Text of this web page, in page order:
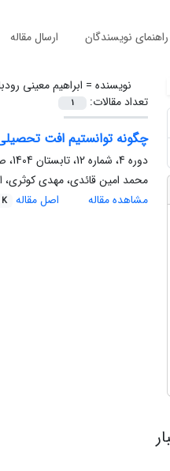
راهنمای نویسندگان ارسال مقاله
نویسنده = ابراهیم معینی
تعداد مقالات:
1
چگونه توانستیم افت تحصیلی
دوره 4، شماره 12، تابستان 1404، صفحه
محمد امین قائدی، مهدی کوثری،
مشاهده مقاله
اصل مقاله